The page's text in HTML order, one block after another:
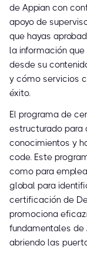
de Appian con
apoyo de
que hayas
la información
desde su
y cómo servicios
éxito.
El programa de
estructurado para
conocimientos y
code. Este
como para
global para
certificación de
promociona
fundamentales de
abriendo las